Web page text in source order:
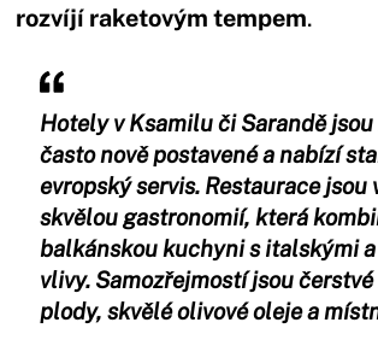
rozvíjí raketovým tempem.
Hotely v Ksamilu či Sarandě
často nově postavené a nabízí
evropský servis. Restaurace jsou
skvělou gastronomií, která
balkánskou kuchyni s italskými
vlivy. Samozřejmostí jsou
plody, skvělé olivové oleje a